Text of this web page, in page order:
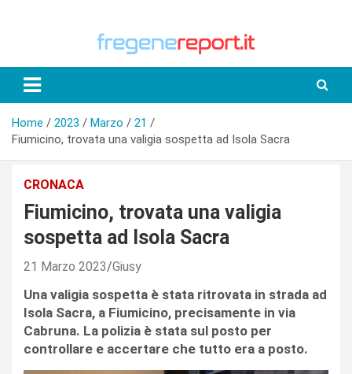
Home 2023 Marzo
21
Fiumicino, trovata una valigia sospetta ad Isola Sacra
CRONACA
Fiumicino, trovata una valigia
sospetta ad Isola Sacra
21 Marzo 2023 Giusy
Una valigia sospetta è stata ritrovata in strada ad
Isola Sacra, a Fiumicino, precisamente in via
Cabruna. La polizia è stata sul posto per
controllare e accertare che tutto era a posto.